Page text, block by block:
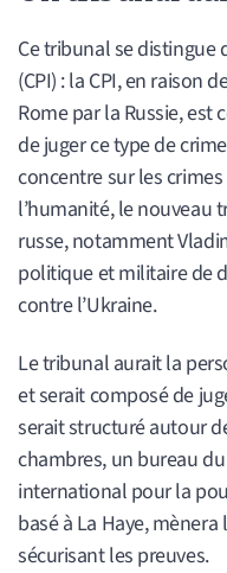
Ce tribunal se distingue
(CPI) : la CPI, en raison
Rome par la Russie,
de juger ce type de
concentre sur les
l’humanité, le nouveau
russe, notamment
politique et militaire de
contre l’Ukraine.
Le tribunal aurait la
et serait composé de
serait structuré autour
chambres, un bureau
international pour la
basé à La Haye,
sécurisant les preuves.